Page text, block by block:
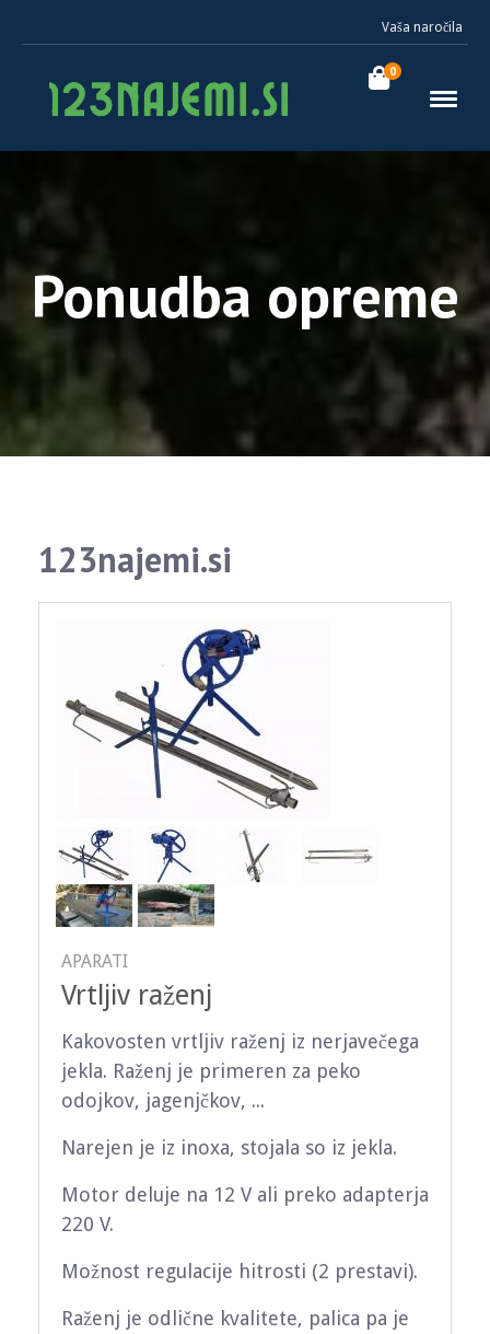
Vaša naročila
0
Ponudba opreme
123najemi.si
APARATI
Vrtljiv raženj
Kakovosten vrtljiv raženj iz nerjavečega
jekla. Raženj je primeren za peko
odojkov, jagenjčkov, ...
Narejen je iz inoxa, stojala so iz jekla.
Motor deluje na 12 V ali preko adapterja
220 V.
Možnost regulacije hitrosti (2 prestavi).
Raženj je odlične kvalitete, palica pa je